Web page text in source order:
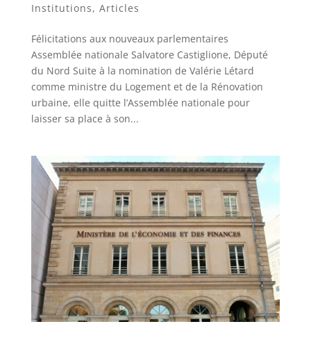
Institutions, Articles
Félicitations aux nouveaux parlementaires
Assemblée nationale Salvatore Castiglione, Député
du Nord Suite à la nomination de Valérie Létard
comme ministre du Logement et de la Rénovation
urbaine, elle quitte l’Assemblée nationale pour
laisser sa place à son...